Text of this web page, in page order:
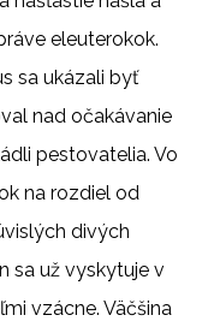
eleuterokok.
sa ukázali byť
nad očakávanie
pestovatelia. Vo
na rozdiel od
divých
sa už vyskytuje v
vzácne. Väčšina